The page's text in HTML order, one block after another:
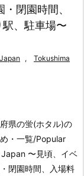
閉園時間、
、駐車場〜
Japan , Tokushima
県の蛍(ホタル)の
・一覧/Popular
〜見頃、イベ
閉園時間、入場料